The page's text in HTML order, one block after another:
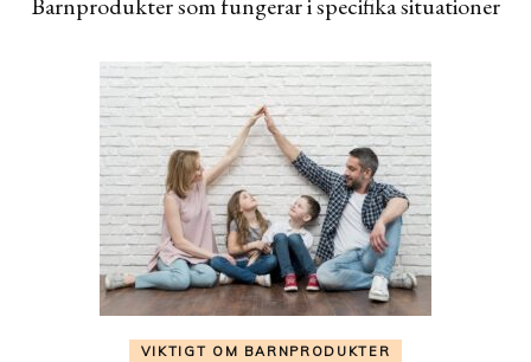
Barnprodukter som fungerar i specifika situationer
VIKTIGT OM BARNPRODUKTER